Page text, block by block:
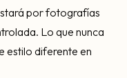
por fotografías
Lo que nunca
estilo diferente en